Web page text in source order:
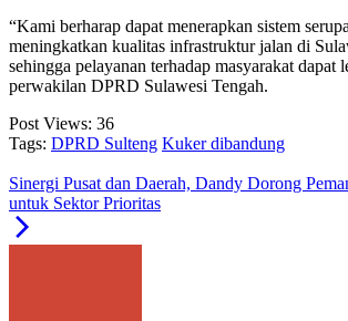
“Kami berharap dapat menerapkan sistem
meningkatkan kualitas infrastruktur jalan di
sehingga pelayanan terhadap masyarakat dapat
perwakilan DPRD Sulawesi Tengah.
Post Views: 36
Tags: DPRD Sulteng Kuker dibandung
Sinergi Pusat dan Daerah, Dandy Dorong
untuk Sektor Prioritas